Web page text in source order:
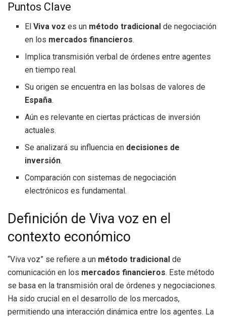
Puntos Clave
ElViva voz es un método tradicional de negociación
en los mercados financieros.
Implica transmisión verbal de órdenes entre agentes
en tiempo real.
Su origen se encuentra en las bolsas de valores de
España.
Aún es relevante en ciertas prácticas de inversión
actuales.
Se analizará su influencia en decisiones de
inversión.
Comparación con sistemas de negociación
electrónicos es fundamental.
Definición de Viva voz en el
contexto económico
“Viva voz” se refiere a un método tradicional de
comunicación en los mercados financieros. Este método
se basa en la transmisión oral de órdenes y negociaciones.
Ha sido crucial en el desarrollo de los mercados,
permitiendo una interacción dinámica entre los agentes. La